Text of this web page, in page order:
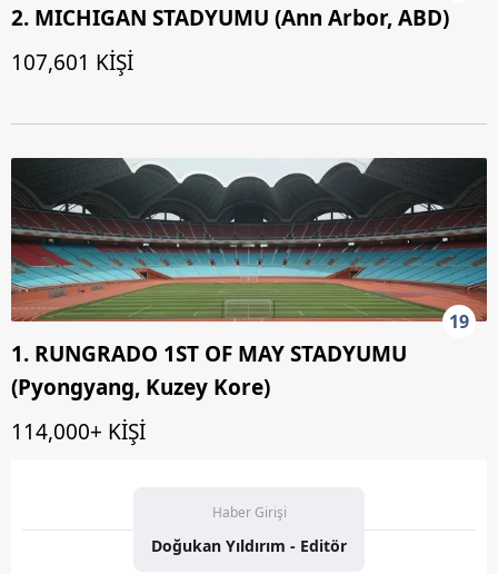
2. MICHIGAN STADYUMU (Ann Arbor, ABD)
107,601 KİŞİ
19
1. RUNGRADO 1ST OF MAY STADYUMU
(Pyongyang, Kuzey Kore)
114,000+ KİŞİ
Haber Girişi
Doğukan Yıldırım - Editör